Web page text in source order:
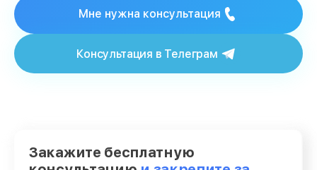
Мне нужна консультация
Консультация в Телеграм
Закажите бесплатную